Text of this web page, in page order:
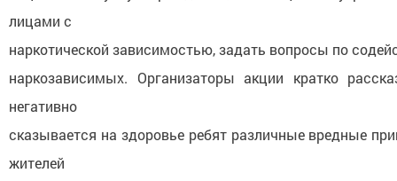
лицами с
наркотической зависимостью, задать вопросы по
наркозависимых. Организаторы акции кратко
негативно
сказывается на здоровье ребят различные вредные
жителей